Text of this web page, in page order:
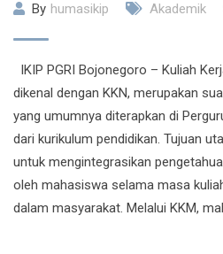
By humasikip Akademik
IKIP PGRI Bojonegoro – Kuliah
dikenal dengan KKN, merupakan
yang umumnya diterapkan di
dari kurikulum pendidikan. Tujuan
untuk mengintegrasikan
oleh mahasiswa selama masa
dalam masyarakat. Melalui KKM,